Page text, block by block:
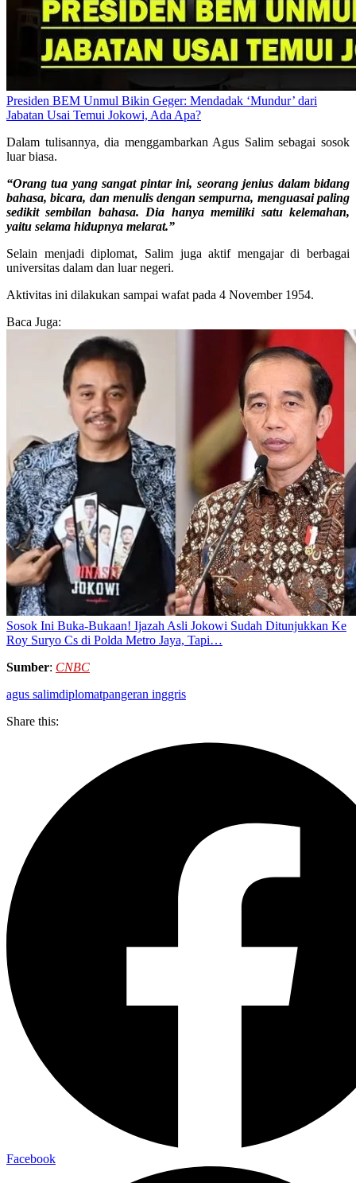
Presiden BEM Unmul Bikin Geger: Mendadak ‘Mundur’ dari
Jabatan Usai Temui Jokowi, Ada Apa?
Dalam tulisannya, dia menggambarkan Agus Salim sebagai sosok
luar biasa.
“Orang tua yang sangat pintar ini, seorang jenius dalam bidang
bahasa, bicara, dan menulis dengan sempurna, menguasai paling
sedikit sembilan bahasa. Dia hanya memiliki satu kelemahan,
yaitu selama hidupnya melarat.”
Selain menjadi diplomat, Salim juga aktif mengajar di berbagai
universitas dalam dan luar negeri.
Aktivitas ini dilakukan sampai wafat pada 4 November 1954.
Baca Juga:
Sosok Ini Buka-Bukaan! Ijazah Asli Jokowi Sudah Ditunjukkan Ke
Roy Suryo Cs di Polda Metro Jaya, Tapi…
Sumber: CNBC
agus salimdiplomatpangeran inggris
Share this:
Facebook